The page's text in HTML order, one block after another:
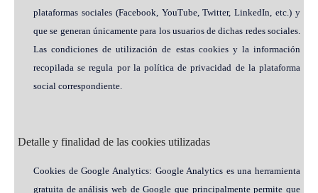
plataformas sociales (Facebook, YouTube, Twitter, LinkedIn, etc.) y
que se generan únicamente para los usuarios de dichas redes sociales.
Las condiciones de utilización de estas cookies y la información
recopilada se regula por la política de privacidad de la plataforma
social correspondiente.
Detalle y finalidad de las cookies utilizadas
Cookies de Google Analytics: Google Analytics es una herramienta
gratuita de análisis web de Google que principalmente permite que